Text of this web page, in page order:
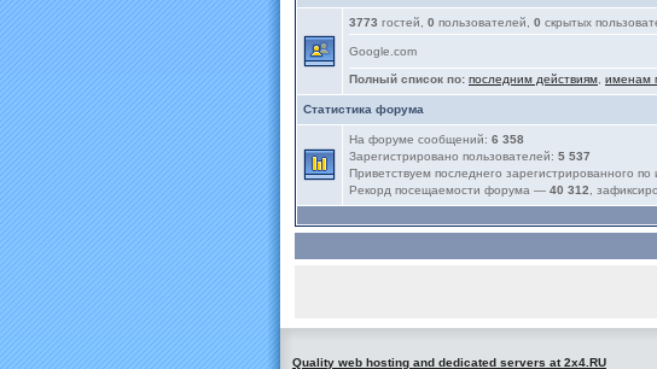
3773 гостей, 0 пользователей, 0 скрытых
Google.com
Полный список по: последним действиям именам
Статистика форума
На форуме сообщений: 6 358
Зарегистрировано пользователей: 5 537
Приветствуем последнего зарегистрированного по
Рекорд посещаемости форума — 40 312 ,
Quality web hosting and dedicated servers at 2x4.RU